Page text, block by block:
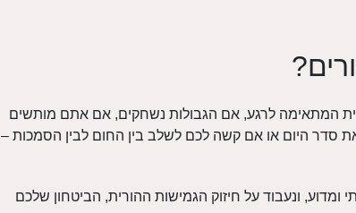
המתאימה לרגע, אם הגבולות נשחקים, אם אתם מותשים
סדר היום או אם קשה לכם לשלב בין החום לבין הסמכות –
ונעבוד על חיזוק הגמישות ההורית, הביטחון שלכם